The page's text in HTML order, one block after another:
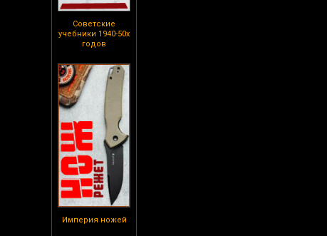
Советские
учебники 1940-50х
годов
Империя ножей